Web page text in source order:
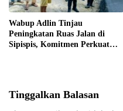
Wabup Adlin Tinjau
Peningkatan Ruas Jalan di
Sipispis, Komitmen Perkuat
Tinggalkan Balasan